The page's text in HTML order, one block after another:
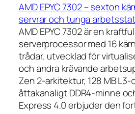
AMD EPYC 7302 – sexton
servrar och tunga
AMD EPYC 7302 är en
serverprocessor med 16
trådar, utvecklad för
och andra krävande
Zen 2-arkitektur, 128 MB L3-
åttakanaligt DDR4-minne
Express 4.0 erbjuder den